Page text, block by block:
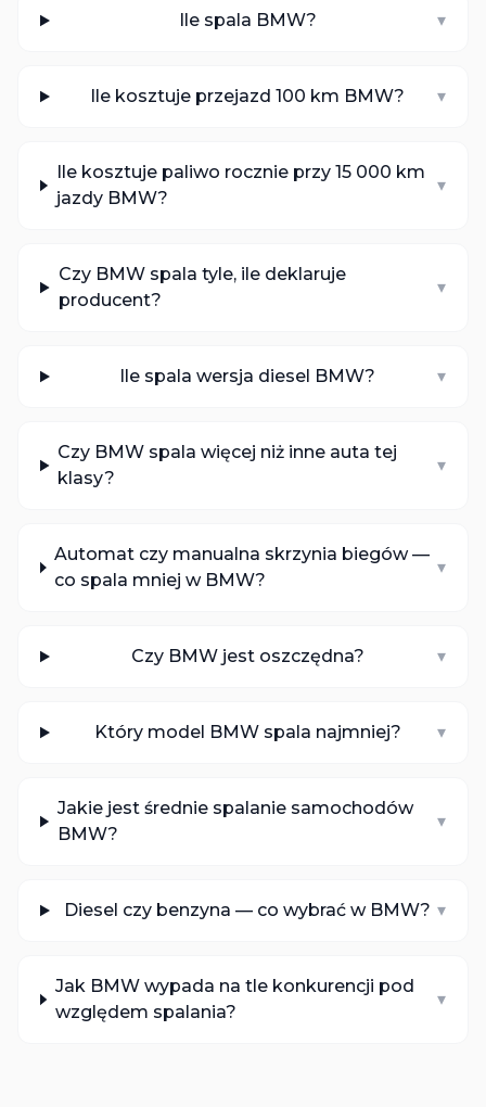
Ile spala BMW? ▾
Ile kosztuje przejazd 100 km BMW? ▾
Ile kosztuje paliwo rocznie przy 15 000 km
jazdy BMW?
▾
Czy BMW spala tyle, ile deklaruje
producent?
▾
Ile spala wersja diesel BMW? ▾
Czy BMW spala więcej niż inne auta tej
klasy?
▾
Automat czy manualna skrzynia biegów —
co spala mniej w BMW?
▾
Czy BMW jest oszczędna? ▾
Który model BMW spala najmniej? ▾
Jakie jest średnie spalanie samochodów
BMW?
▾
Diesel czy benzyna — co wybrać w BMW? ▾
Jak BMW wypada na tle konkurencji pod
względem spalania?
▾